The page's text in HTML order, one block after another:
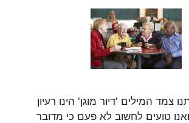
צמד המילים 'דיור מוגן' הינו רעיון
טועים לחשוב לא פעם כי מדובר